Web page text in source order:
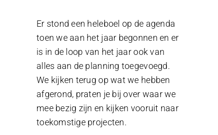
Er stond een heleboel op de agenda
toen we aan het jaar begonnen en er
is in de loop van het jaar ook van
alles aan de planning toegevoegd.
We kijken terug op wat we hebben
afgerond, praten je bij over waar we
mee bezig zijn en kijken vooruit naar
toekomstige projecten.